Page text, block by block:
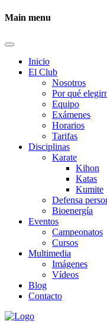
Main menu
Inicio
El Club
Nosotros
Por qué
Equipo
Exámenes
Horarios
Tarifas
Disciplinas
Karate
Kihon
Katas
Kumite
Defensa
Bioenergía
Eventos
Campeonatos
Cursos
Multimedia
Imágenes
Vídeos
Blog
Contacto